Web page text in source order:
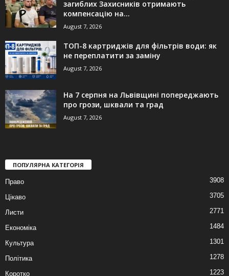
загиблих Захисників отримають
компенсацію на...
August 7, 2026
ТОП-8 картриджів для фільтрів води: як
не переплатити за заміну
August 7, 2026
На 7 серпня на Львівщині попереджають
про грози, шквали та град
August 7, 2026
ПОПУЛЯРНА КАТЕГОРІЯ
Право 3908
Цікаво 3705
Листи 2771
Економіка 1484
Культура 1301
Політика 1278
Коротко 1223